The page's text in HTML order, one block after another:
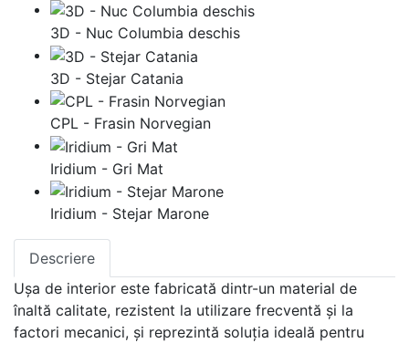
3D - Nuc Columbia deschis
3D - Stejar Catania
CPL - Frasin Norvegian
Iridium - Gri Mat
Iridium - Stejar Marone
Descriere
Ușa de interior este fabricată dintr-un material de
înaltă calitate, rezistent la utilizare frecventă și la
factori mecanici, și reprezintă soluția ideală pentru